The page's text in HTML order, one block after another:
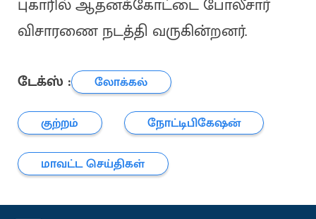
புகாரில் ஆதனக்கோட்டை போலீசார்
விசாரணை நடத்தி வருகின்றனர்.
டேக்ஸ் :
லோக்கல்
குற்றம்
நோட்டிபிகேஷன்
மாவட்ட செய்திகள்